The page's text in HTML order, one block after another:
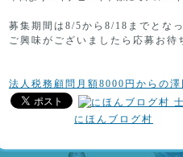
募集期間は8/5から8/18までとな
ご興味がございましたら応募お待
法人税務顧問月額8000円からの
にほんブログ村